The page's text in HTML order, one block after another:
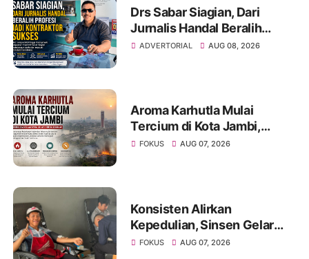
2
Drs Sabar Siagian, Dari
Jurnalis Handal Beralih
Profesi Jadi Kontraktor
ADVERTORIAL AUG 08, 2026
Aroma Karhutla Mulai
Tercium di Kota Jambi,
Warga Diminta Waspada
FOKUS AUG 07, 2026
Konsisten Alirkan
Kepedulian, Sinsen Gelar
Donor Darah ke-23 dalam
FOKUS AUG 07, 2026